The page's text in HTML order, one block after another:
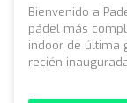
Bienvenido a
pádel más
indoor de última
recién